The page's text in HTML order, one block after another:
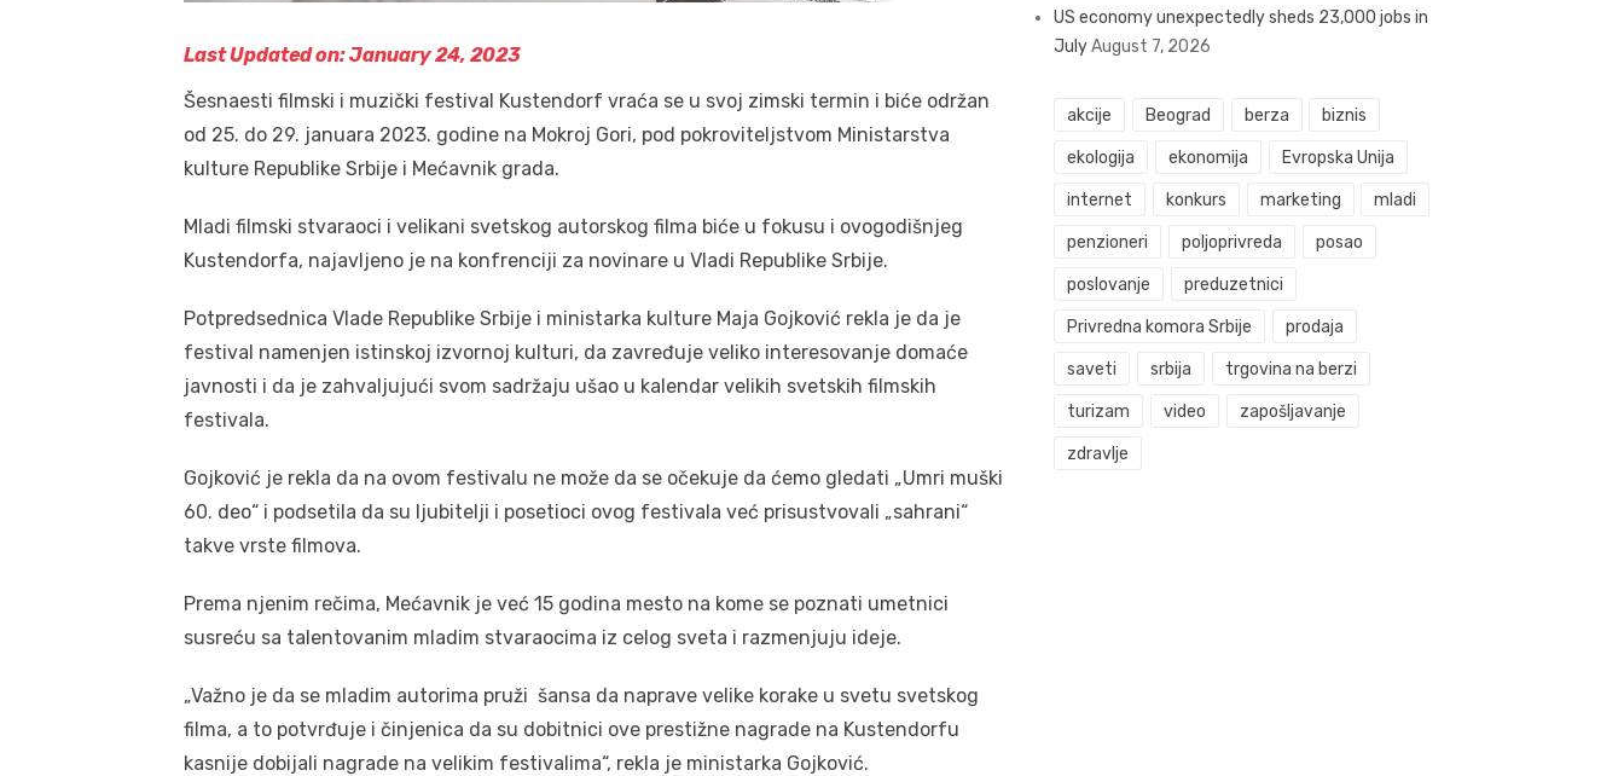
Last Updated on: January 24, 2023
Šesnaesti filmski i muzički festival Kustendorf vraća se u svoj zimski termin i biće održan
od 25. do 29. januara 2023. godine na Mokroj Gori, pod pokroviteljstvom Ministarstva
kulture Republike Srbije i Mećavnik grada.
Mladi filmski stvaraoci i velikani svetskog autorskog filma biće u fokusu i ovogodišnjeg
Kustendorfa, najavljeno je na konfrenciji za novinare u Vladi Republike Srbije.
Potpredsednica Vlade Republike Srbije i ministarka kulture Maja Gojković rekla je da je
festival namenjen istinskoj izvornoj kulturi, da zavređuje veliko interesovanje domaće
javnosti i da je zahvaljujući svom sadržaju ušao u kalendar velikih svetskih filmskih
festivala.
Gojković je rekla da na ovom festivalu ne može da se očekuje da ćemo gledati „Umri muški
60. deo“ i podsetila da su ljubitelji i posetioci ovog festivala već prisustvovali „sahrani“
takve vrste filmova.
Prema njenim rečima, Mećavnik je već 15 godina mesto na kome se poznati umetnici
susreću sa talentovanim mladim stvaraocima iz celog sveta i razmenjuju ideje.
„Važno je da se mladim autorima pruži šansa da naprave velike korake u svetu svetskog
filma, a to potvrđuje i činjenica da su dobitnici ove prestižne nagrade na Kustendorfu
kasnije dobijali nagrade na velikim festivalima“, rekla je ministarka Gojković.
US economy unexpectedly sheds 23,000 jobs in
JulyAugust 7, 2026
akcije Beograd berza biznis
ekologija ekonomija Evropska Unija
internet konkurs marketing mladi
penzioneri poljoprivreda posao
poslovanje preduzetnici
Privredna komora Srbije prodaja
saveti srbija trgovina na berzi
turizam video zapošljavanje
zdravlje